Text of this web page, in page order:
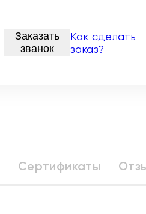
Заказать
званок
Как сделать
заказ?
Cертификаты